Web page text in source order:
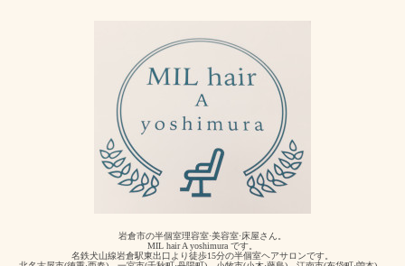
岩倉市の半個室理容室·美容室·床屋さん。
MIL hair A yoshimura です。
名鉄犬山線岩倉駅東出口より徒歩15分の半個室ヘアサロンです。